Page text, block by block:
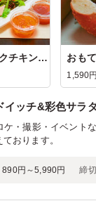
たっぷり！スモークチキンと2種のパプリ...
1,590円
イッチ&彩色サラ
・撮影・イベント
おります。
890円～5,990円 締